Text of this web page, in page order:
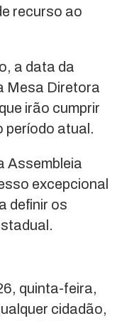
recurso ao
a data da
Mesa Diretora
irão cumprir
período atual.
Assembleia
excepcional
definir os
quinta-feira,
cidadão,